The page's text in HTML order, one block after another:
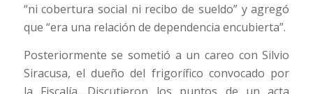
“ni cobertura social ni recibo de sueldo” y agregó
que “era una relación de dependencia encubierta”.
Posteriormente se sometió a un careo con Silvio
Siracusa, el dueño del frigorífico convocado por